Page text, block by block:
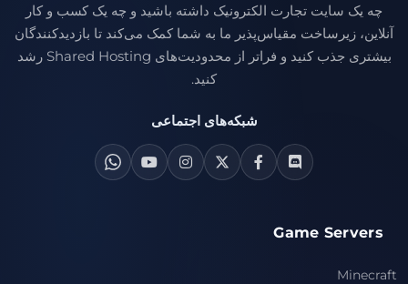
چه یک سایت تجارت الکترونیک داشته باشید و چه یک کسب و کار
آنلاین، زیرساخت مقیاس‌پذیر ما به شما کمک می‌کند تا بازدیدکنندگان
بیشتری جذب کنید و فراتر از محدودیت‌های Shared Hosting رشد
کنید.
شبکه‌های اجتماعی
Game Servers
Minecraft